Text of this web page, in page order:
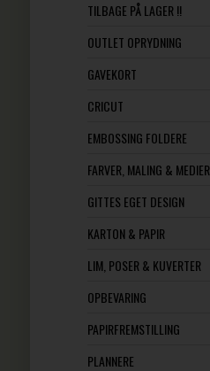
TILBAGE PÅ LAGER !!
OUTLET OPRYDNING
GAVEKORT
CRICUT
EMBOSSING FOLDERE
FARVER, MALING & MEDIER
GITTES EGET DESIGN
KARTON & PAPIR
LIM, POSER & KUVERTER
OPBEVARING
PAPIRFREMSTILLING
PLANNERE